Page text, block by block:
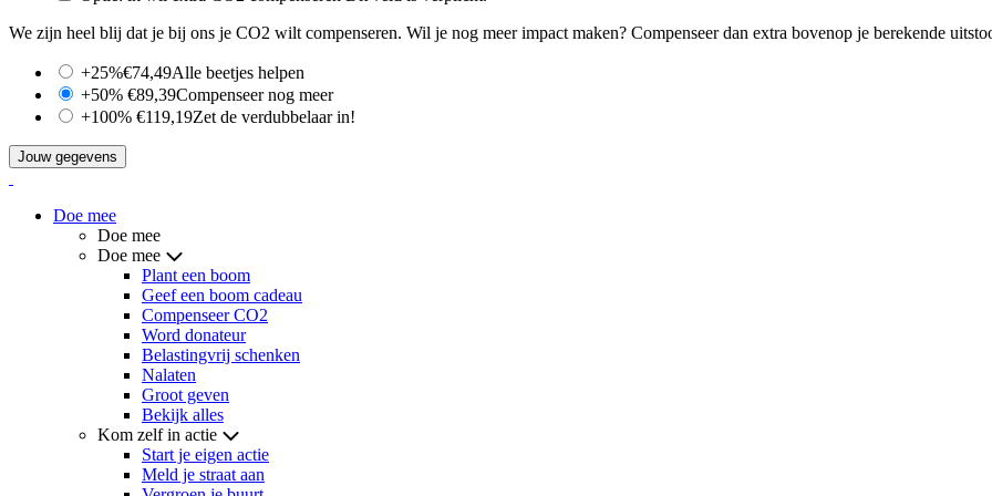
We zijn heel blij dat je bij ons je CO2 wilt compenseren. Wil je nog meer impact maken? Compenseer dan extra bovenop je berekende
+25%€74,49Alle beetjes helpen
+50% €89,39Compenseer nog meer
+100% €119,19Zet de verdubbelaar in!
Jouw gegevens
Doe mee
Doe mee
Doe mee
Plant een boom
Geef een boom cadeau
Compenseer CO2
Word donateur
Belastingvrij schenken
Nalaten
Groot geven
Bekijk alles
Kom zelf in actie
Start je eigen actie
Meld je straat aan